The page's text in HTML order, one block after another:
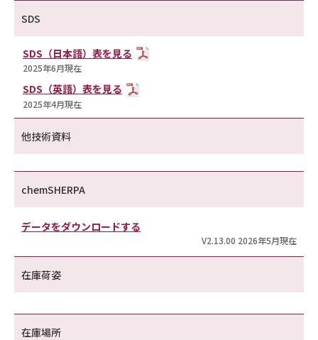
SDS
SDS（日本語）表を見る
2025年6月現在
SDS（英語）表を見る
2025年4月現在
他技術資料
chemSHERPA
データをダウンロードする
V2.13.00 2026年5月現在
在庫荷姿
在庫場所